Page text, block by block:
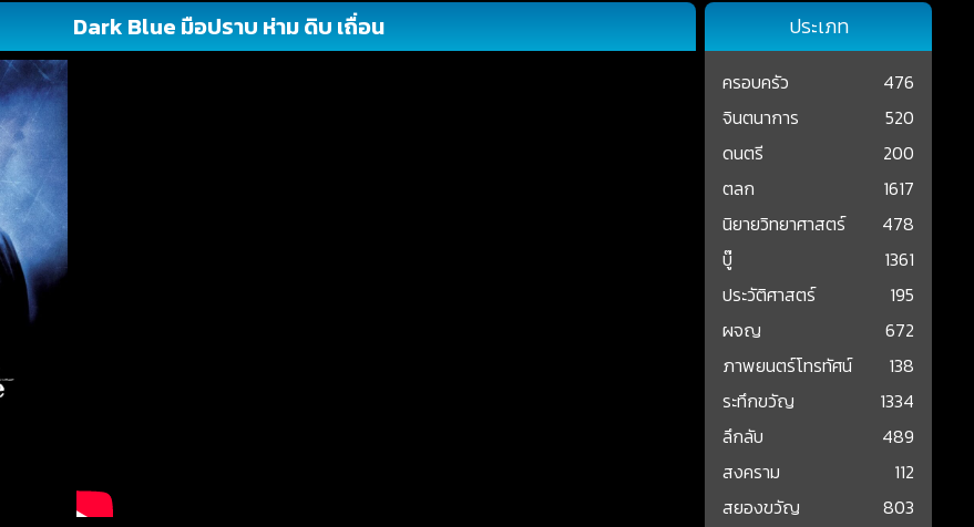
Dark Blue มือปราบ ห่าม ดิบ เถื่อน ประเภท
ครอบครัว
476
จินตนาการ
520
ดนตรี
200
ตลก
1617
นิยายวิทยาศาสตร์
478
บู๊
1361
ประวัติศาสตร์
195
ผจญ
672
ภาพยนตร์โทรทัศน์
138
ระทึกขวัญ
1334
ลึกลับ
489
สงคราม
112
สยองขวัญ
803